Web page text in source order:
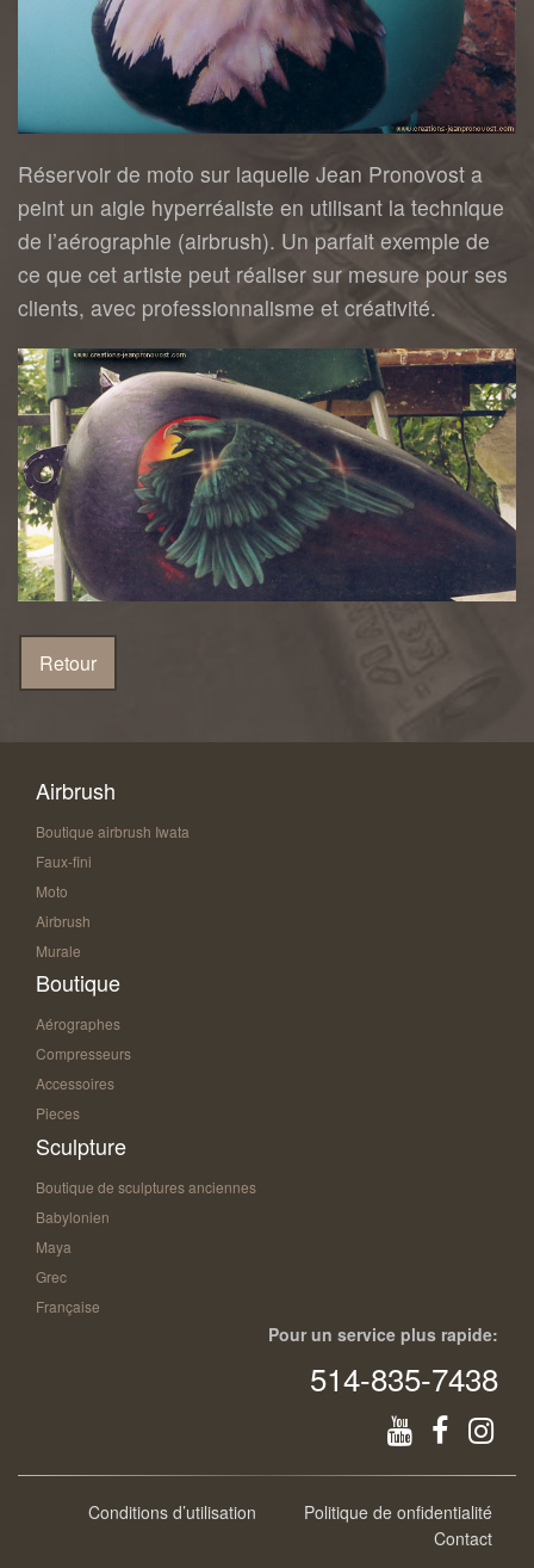
Réservoir de moto sur laquelle Jean Pronovost a
peint un aigle hyperréaliste en utilisant la technique
de l’aérographie (airbrush). Un parfait exemple de
ce que cet artiste peut réaliser sur mesure pour ses
clients, avec professionnalisme et créativité.
Airbrush
Boutique airbrush Iwata
Faux-fini
Moto
Airbrush
Murale
Boutique
Aérographes
Compresseurs
Accessoires
Pieces
Sculpture
Boutique de sculptures anciennes
Babylonien
Maya
Grec
Française
Pour un service plus rapide:
514-835-7438
Politique de onfidentialité
Conditions d’utilisation
Contact